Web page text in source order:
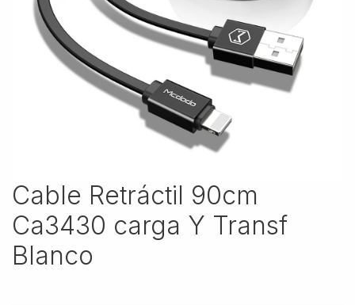
Cable Retráctil 90cm
Ca3430 carga Y Transf
Blanco